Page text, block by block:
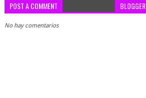
POST A COMMENT BLOGGER
No hay comentarios